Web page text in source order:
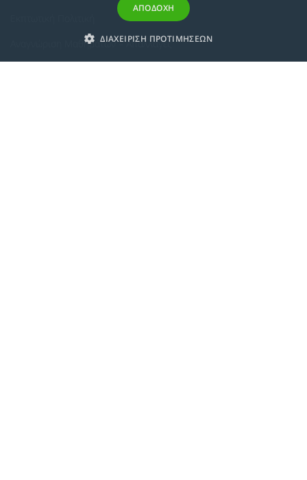
Αναγνώριση Μαθημάτων – Απαλλαγές
ΑΠΟΔΟΧΗ
ΔΙΑΧΕΙΡΙΣΗ ΠΡΟΤΙΜΗΣΕΩΝ